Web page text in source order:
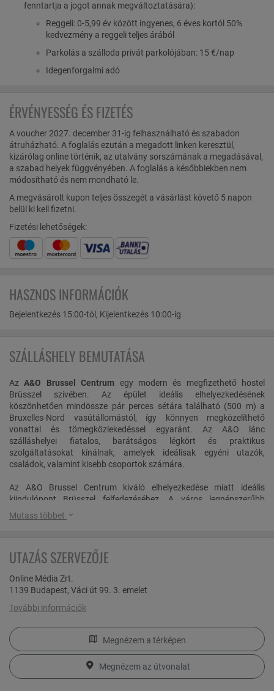
fenntartja a jogot annak megváltoztatására):
Reggeli: 0-5,99 év között ingyenes, 6 éves kortól 50%
kedvezmény a reggeli teljes árából
Parkolás a szálloda privát parkolójában: 15 €/nap
Idegenforgalmi adó
ÉRVÉNYESSÉG ÉS FIZETÉS
A voucher 2027. december 31-ig felhasználható és szabadon
átruházható. A foglalás ezután a megadott linken keresztül,
kizárólag online történik, az utalvány sorszámának a megadásával,
a szabad helyek függvényében. A foglalás a későbbiekben nem
módosítható és nem mondható le.
A megvásárolt kupon teljes összegét a vásárlást követő 5 napon
belül ki kell fizetni.
Fizetési lehetőségek:
HASZNOS INFORMÁCIÓK
Bejelentkezés 15:00-tól, Kijelentkezés 10:00-ig
SZÁLLÁSHELY BEMUTATÁSA
AzA&O Brussel Centrum egy modern és megfizethető hostel
Brüsszel szívében. Az épület ideális elhelyezkedésének
köszönhetően mindössze pár perces sétára található (500 m) a
Bruxelles-Nord vasútállomástól, így könnyen megközelíthető
vonattal és tömegközlekedéssel egyaránt. Az A&O lánc
szálláshelyei fiatalos, barátságos légkört és praktikus
szolgáltatásokat kínálnak, amelyek ideálisak egyéni utazók,
családok, valamint kisebb csoportok számára.
Az A&O Brussel Centrum kiváló elhelyezkedése miatt ideális
kiindulópont Brüsszel felfedezéséhez. A város legnépszerűbb
nevezetességei, például a híres Grand Place (Főtér), az ikonikus
Manneken Pis szobor és az Atomium könnyen megközelíthetők a
városokat is.
A szálláshely hangulatos közösségi terekkel és játékszobával is
rendelkezik, ahol a vendégek asztalitenisz és biliárd szolgáltatások
közül választhatnak. A helyszíni parkolóhelyek különösen
kényelmes lehet az autóval érkező vendégek számára, azonban
csak korlátozott számban elérhetők.
Brüsszel
A város történelmi és modern elemek különleges ötvözeteként,
Mutass többet
UTAZÁS SZERVEZŐJE
Online Média Zrt.
1139 Budapest, Váci út 99. 3. emelet
További információk
Megnézem a térképen
Megnézem az útvonalat